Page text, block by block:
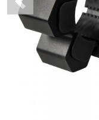
Previous